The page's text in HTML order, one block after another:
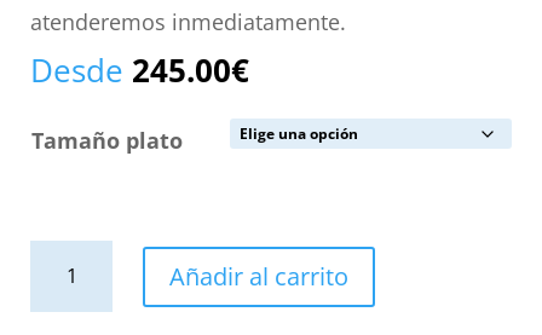
atenderemos inmediatamente.
Desde 245.00€
Tamaño plato
Añadir al carrito